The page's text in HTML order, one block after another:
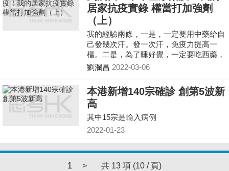
居家抗疫實錄 權當打加強劑
（上）
我的經驗兩條，一是，一定要用中藥給自
己發幾次汗。發一次汗，免疫力提高一
檔。二是，為了睡好覺，一定要吃西藥，
鎮咳、止痛，加入定，睡個好覺。 應該
藥，等着轉陰。
劉瀾昌 2022-03-06
本港新增140宗確診 創第5波新
高
其中15宗是輸入病例
2022-01-23
1 > 共 13 項 (10 / 頁)